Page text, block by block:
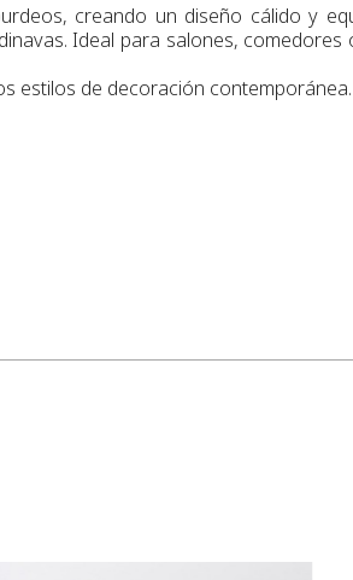
creando un diseño cálido y
Ideal para salones,
estilos de decoración contemporánea.